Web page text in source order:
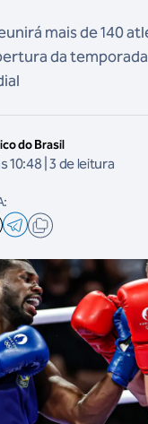
mais de 140
da
do Brasil
10:48 | 3 de leitura